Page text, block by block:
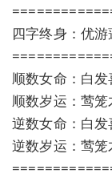
四字终身：优
顺数女命：白
顺数岁运：莺
逆数女命：白
逆数岁运：莺